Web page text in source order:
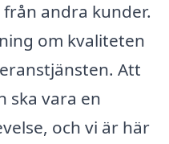
andra kunder.
om kvaliteten
Att
ska vara en
och vi är här